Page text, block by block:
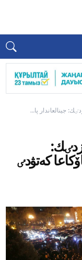
جينالعاندار پا...
كەتۋدٸ